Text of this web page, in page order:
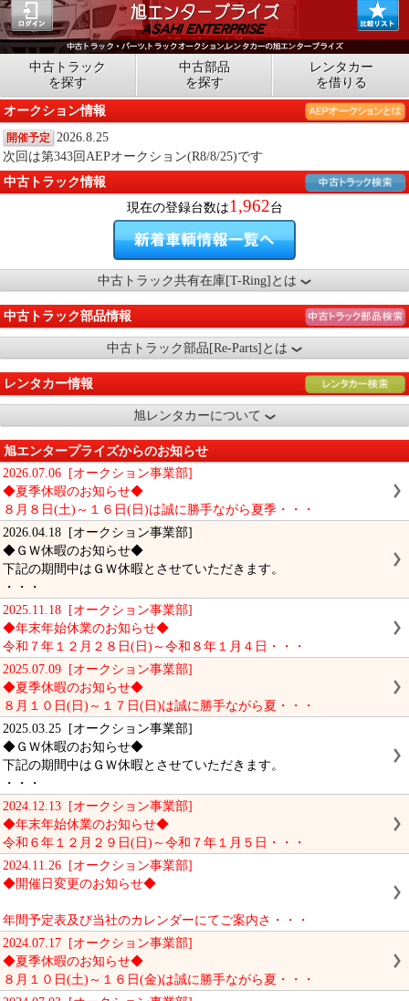
中古トラック
を探す
中古部品
を探す
レンタカー
を借りる
オークション情報
開催予定
2026.8.25
次回は第343回AEPオークション(R8/8/25)です
中古トラック情報
現在の登録台数は1,962台
中古トラック共有在庫[T-Ring]とは
中古トラック部品情報
中古トラック部品[Re-Parts]とは
レンタカー情報
旭レンタカーについて
旭エンタープライズからのお知らせ
2026.07.06 [オークション事業部]
◆夏季休暇のお知らせ◆
８月８日(土)～１６日(日)は誠に勝手ながら夏季・・・
2026.04.18 [オークション事業部]
◆ＧＷ休暇のお知らせ◆
下記の期間中はＧＷ休暇とさせていただきます。
・・・
2025.11.18 [オークション事業部]
◆年末年始休業のお知らせ◆
令和７年１２月２８日(日)～令和８年１月４日・・・
2025.07.09 [オークション事業部]
◆夏季休暇のお知らせ◆
８月１０日(日)～１７日(日)は誠に勝手ながら夏・・・
2025.03.25 [オークション事業部]
◆ＧＷ休暇のお知らせ◆
下記の期間中はＧＷ休暇とさせていただきます。
・・・
2024.12.13 [オークション事業部]
◆年末年始休業のお知らせ◆
令和６年１２月２９日(日)～令和７年１月５日・・・
2024.11.26 [オークション事業部]
◆開催日変更のお知らせ◆
年間予定表及び当社のカレンダーにてご案内さ・・・
2024.07.17 [オークション事業部]
◆夏季休暇のお知らせ◆
８月１０日(土)～１６日(金)は誠に勝手ながら夏・・・